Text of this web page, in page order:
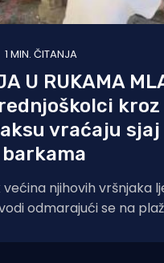
1 MIN. ČITANJA
U RUKAMA
kroz
vraćaju sjaj
većina njihovih vršnjaka
odmarajući se na